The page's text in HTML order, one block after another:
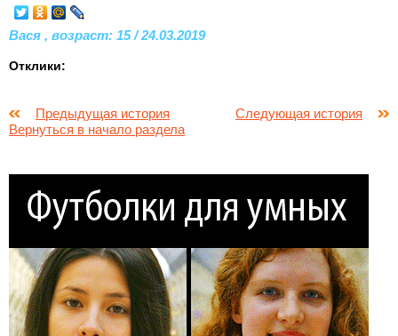
Вася , возраст: 15 / 24.03.2019
Отклики:
Предыдущая история
Следующая история
Вернуться в начало раздела